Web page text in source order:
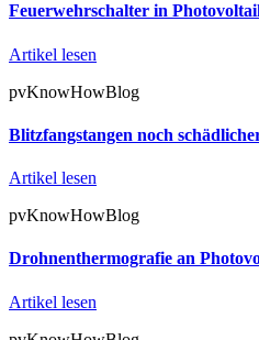
Feuerwehrschalter in
Artikel lesen
pvKnowHowBlog
Blitzfangstangen noch
Artikel lesen
pvKnowHowBlog
Drohnenthermografie an
Artikel lesen